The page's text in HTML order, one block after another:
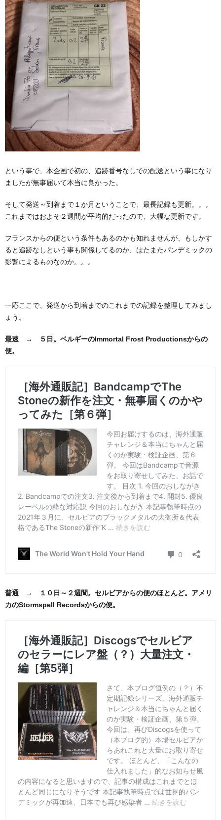
という事で、本企画で初の、追跡番号なしでの配送という事になり
ましたが無事届いて本当に良かった。
そして発送～到着まで１か月ということで、最長記録も更新。。。
これまではおよそ２週間が平均的だったので、大幅な更新です。
フランスからの便という条件もあるのかも知れませんが、もしかす
ると追跡なしという事も関係してるのか、はたまたパンデミックの
影響によるものなのか。。。
一応ここで、発送から到着までのこれまでの記録を整理してみまし
ょう。
最速 → ５日。ベルギーのImmortal Frost Productionsからの
便。
普通 → １０日～２週間。セルビアからの便のほとんど。アメリ
カのStormspell Recordsからの便。